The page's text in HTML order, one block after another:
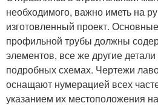
необходимого, важно иметь на
изготовленный проект.
профильной трубы должны
элементов, все же другие
подробных схемах. Чертежи
оснащают нумерацией всех
указанием их местоположения